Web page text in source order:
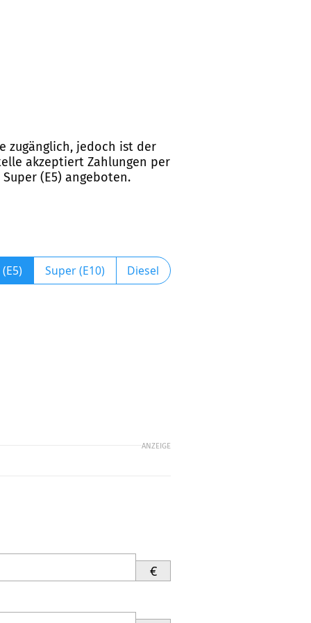
zugänglich, jedoch ist der
akzeptiert Zahlungen per
Super (E5) angeboten.
Super (E10) Diesel
ANZEIGE
€